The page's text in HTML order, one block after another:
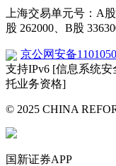
上海交易单元号：A
股 262000、B股
京公网安备
支持IPv6 [信息系统
托业务资格]
© 2025 CHINA
国新证券APP